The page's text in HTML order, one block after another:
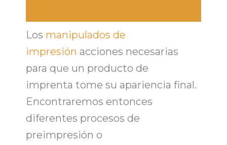
Los manipulados de
impresión acciones necesarias
para que un producto de
imprenta tome su apariencia final.
Encontraremos entonces
diferentes procesos de
preimpresión o